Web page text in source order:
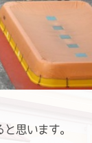
思います。